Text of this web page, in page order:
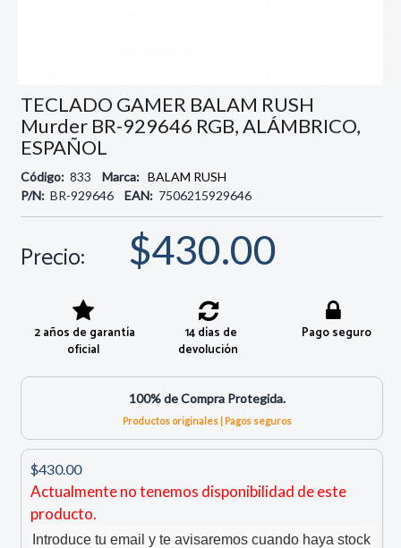
TECLADO GAMER BALAM RUSH
Murder BR-929646 RGB, ALÁMBRICO,
ESPAÑOL
Código: 833 Marca: BALAM RUSH
P/N: BR-929646 EAN: 7506215929646
Precio: $430.00
2 años de garantía
oficial
14 días de
devolución
Pago seguro
100% de Compra Protegida.
Productos originales | Pagos seguros
$430.00
Actualmente no tenemos disponibilidad de este
producto.
Introduce tu email y te avisaremos cuando haya stock